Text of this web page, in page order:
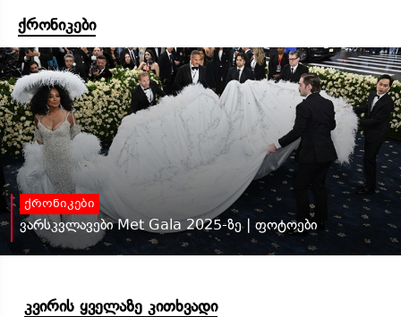
ქრონიკები
ქრონიკები
ვარსკვლავები Met Gala 2025-ზე | ფოტოები
კვირის ყველაზე კითხვადი